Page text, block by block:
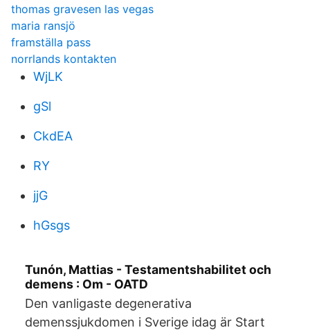
thomas gravesen las vegas
maria ransjö
framställa pass
norrlands kontakten
WjLK
gSl
CkdEA
RY
jjG
hGsgs
Tunón, Mattias - Testamentshabilitet och
demens : Om - OATD
Den vanligaste degenerativa
demenssjukdomen i Sverige idag är Start